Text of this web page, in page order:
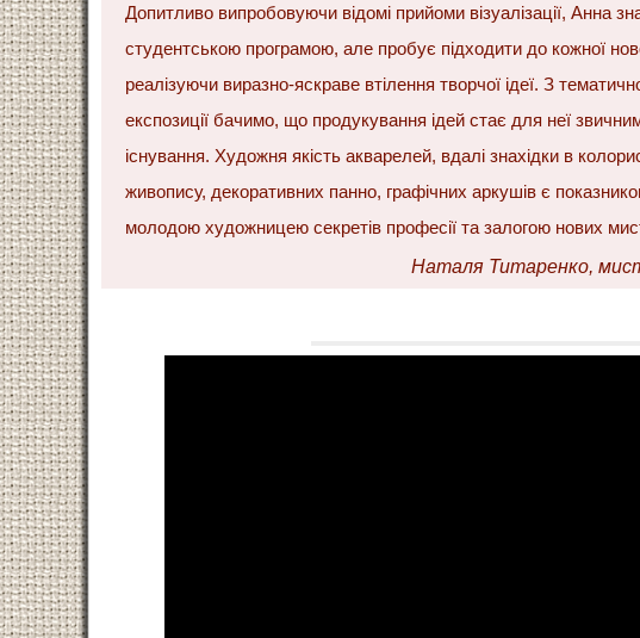
Допитливо випробовуючи відомі прийоми візуалізації, Анна
студентською програмою, але пробує підходити до кожної
реалізуючи виразно-яскраве втілення творчої ідеї. З
експозиції бачимо, що продукування ідей стає для неї
існування. Художня якість акварелей, вдалі знахідки в
живопису, декоративних панно, графічних аркушів є
молодою художницею секретів професії та залогою нових
Наталя Титаренко,